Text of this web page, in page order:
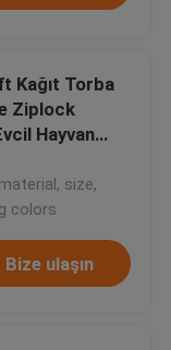
Kağıt Torba
Ziplock
Hayvan
size,
colors
Bize ulaşın